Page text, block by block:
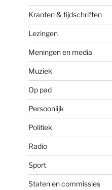
Kranten & tijdschriften
Lezingen
Meningen en media
Muziek
Op pad
Persoonlijk
Politiek
Radio
Sport
Staten en commissies